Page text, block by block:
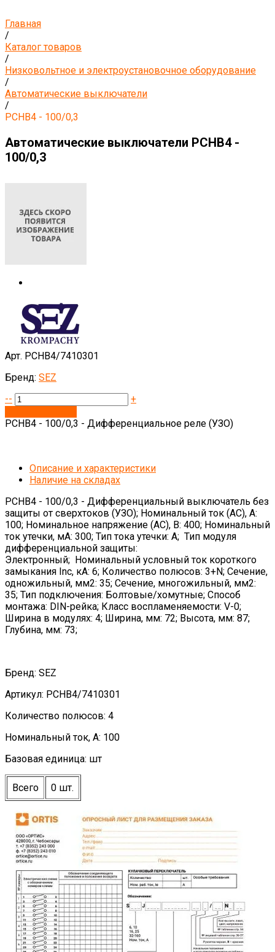
Главная
/
Каталог товаров
/
Низковольтное и электроустановочное оборудование
/
Автоматические выключатели
/
PCHB4 - 100/0,3
Автоматические выключатели PCHB4 -
100/0,3
Арт. PCHB4/7410301
Бренд: SEZ
--
+
PCHB4 - 100/0,3 - Дифференциальное реле (УЗО)
Описание и характеристики
Наличие на складах
PCHB4 - 100/0,3 - Дифференциальный выключатель без
защиты от сверхтоков (УЗО); Номинальный ток (АС), А:
100; Номинальное напряжение (AC), В: 400; Номинальный
ток утечки, мА: 300; Тип тока утечки: A; Тип модуля
дифференциальной защиты:
Электронный; Номинальный условный ток короткого
замыкания Inc, кА: 6; Количество полюсов: 3+N; Сечение,
одножильный, мм2: 35; Сечение, многожильный, мм2:
35; Тип подключения: Болтовые/хомутные; Способ
монтажа: DIN-рейка; Класс воспламеняемости: V-0;
Ширина в модулях: 4; Ширина, мм: 72; Высота, мм: 87;
Глубина, мм: 73;
Бренд: SEZ
Артикул: PCHB4/7410301
Количество полюсов: 4
Номинальный ток, А: 100
Базовая единица: шт
Всего 0 шт.